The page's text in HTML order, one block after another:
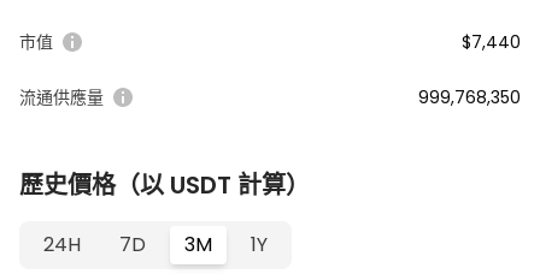
市值 $7,440
流通供應量 999,768,350
歷史價格（以 USDT 計算）
24H 7D 3M 1Y